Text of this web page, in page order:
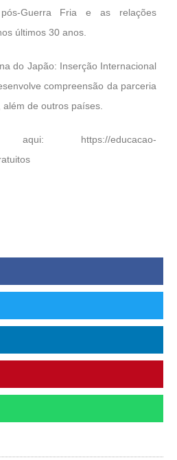
Guerra Fria e as relações
últimos 30 anos.
do Japão: Inserção Internacional
compreensão da parceria
de outros países.
aqui: https://educacao-